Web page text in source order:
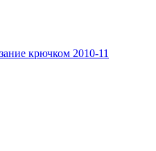
крючком 2010-11